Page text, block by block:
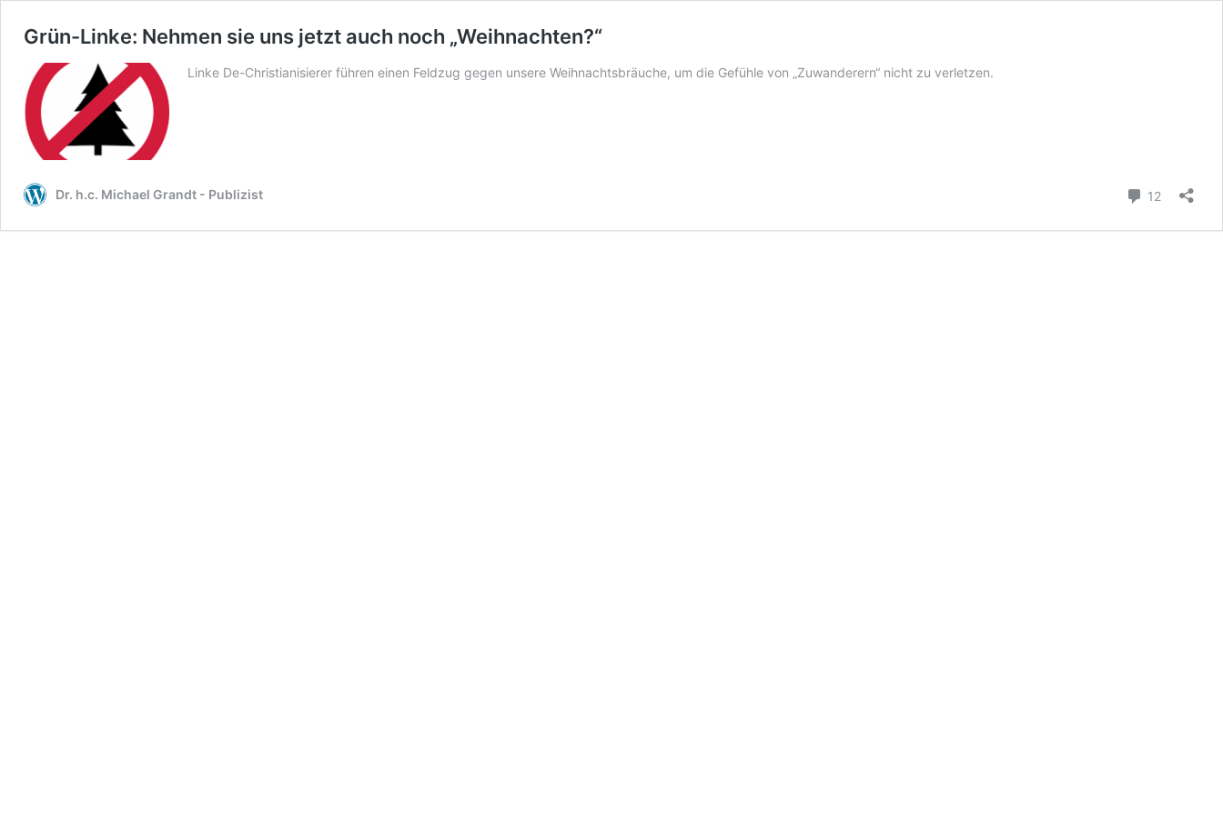
Grün-Linke: Nehmen sie uns jetzt auch noch „Weihnachten?“
Linke De-Christianisierer führen einen Feldzug gegen unsere Weihnachtsbräuche, um die Gefühle von „Zuwanderern“ nicht zu verletzen.
Dr. h.c. Michael Grandt - Publizist 12